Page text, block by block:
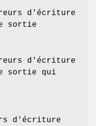
d'écriture
sortie
d'écriture
sortie qui
d'écriture